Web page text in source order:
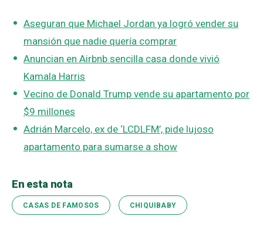
Aseguran que Michael Jordan ya logró vender su
mansión que nadie quería comprar
Anuncian en Airbnb sencilla casa donde vivió
Kamala Harris
Vecino de Donald Trump vende su apartamento por
$9 millones
Adrián Marcelo, ex de ‘LCDLFM’, pide lujoso
apartamento para sumarse a show
En esta nota
CASAS DE FAMOSOS CHIQUIBABY